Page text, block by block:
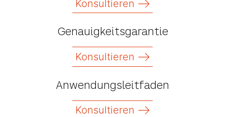
Konsultieren
Genauigkeitsgarantie
Konsultieren
Anwendungsleitfaden
Konsultieren